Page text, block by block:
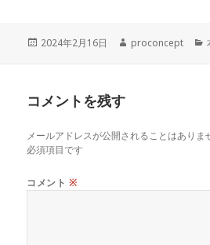
投
2024年2月16日
作
proconcept
コメントを残す
メールアドレスが公開されることはありま
必須項目です
コメント ※